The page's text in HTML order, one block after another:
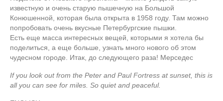
известную и очень старую пышечную на Большой
Конюшенной, которая была открыта в 1958 году. Там можно
попробовать очень вкусные Петербургские пышки.
Есть еще масса интересных вещей, которыми я хотела бы
поделиться, а еще больше, узнать много нового об этом
чудесном городе. Итак, до следующего раза! Мерседес
If you look out from the Peter and Paul Fortress at sunset, this is
all you can see for miles. So quiet and peaceful.